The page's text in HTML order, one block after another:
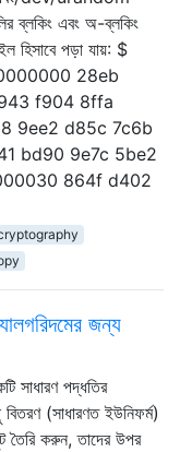
ব্লকিং এবং অ-ব্লকিং
হিসাবে পড়া যায়: $
28eb
f904 8ffa
9ee2 d85c 7c6b
bd90 9e7c 5be2
864f d402
জন্য
সাধারণ পদ্ধতির
(সাধারণত ইউনিফর্ম)
করুন, তাদের উপর